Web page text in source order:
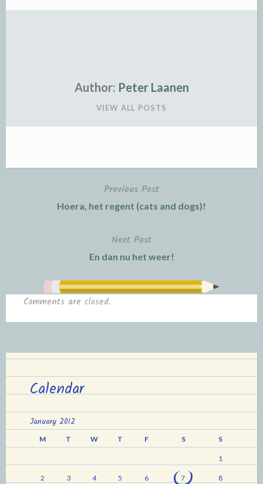
Author: Peter Laanen
VIEW ALL POSTS
Previous Post
Hoera, het regent (cats and dogs)!
Next Post
En dan nu het weer!
Comments are closed.
Calendar
January 2012
M T W T F S S
1
2 3 4 5 6 7 8